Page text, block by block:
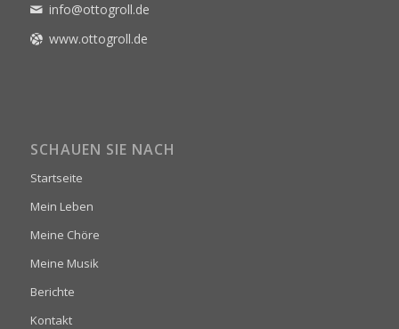
info@ottogroll.de
www.ottogroll.de
SCHAUEN SIE NACH
Startseite
Mein Leben
Meine Chöre
Meine Musik
Berichte
Kontakt